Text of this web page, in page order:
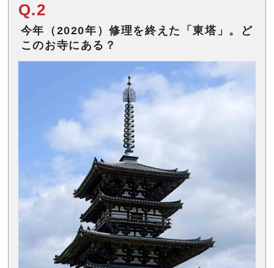
Q.2
今年（2020年）修理を終えた「東塔」。ど
このお寺にある？